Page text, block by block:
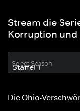
Stream die
Korruption und
Select Season
Die Ohio-